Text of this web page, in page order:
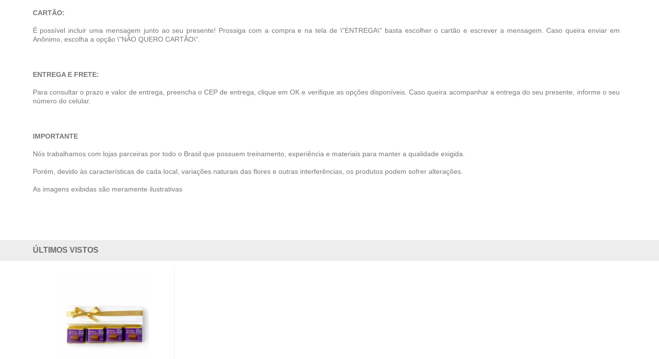
CARTÃO:
É possível incluir uma mensagem junto ao seu presente! Prossiga com a compra e na tela de \"ENTREGA\" basta escolher o cartão e escrever a mensagem. Caso queira enviar em
Anônimo, escolha a opção \"NÃO QUERO CARTÃO\".
ENTREGA E FRETE:
Para consultar o prazo e valor de entrega, preencha o CEP de entrega, clique em OK e verifique as opções disponíveis. Caso queira acompanhar a entrega do seu presente, informe o seu
número do celular.
IMPORTANTE
Nós trabalhamos com lojas parceiras por todo o Brasil que possuem treinamento, experiência e materiais para manter a qualidade exigida.
Porém, devido às características de cada local, variações naturais das flores e outras interferências, os produtos podem sofrer alterações.
As imagens exibidas são meramente ilustrativas
ÚLTIMOS VISTOS